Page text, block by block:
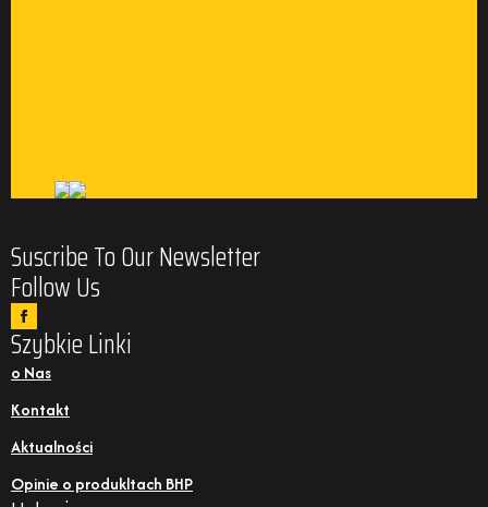
Suscribe To Our Newsletter
Follow Us
Szybkie Linki
o Nas
Kontakt
Aktualności
Opinie o produkltach BHP